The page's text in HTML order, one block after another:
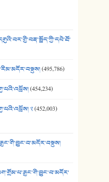
(495,786)
(454,234)
༢(452,003)